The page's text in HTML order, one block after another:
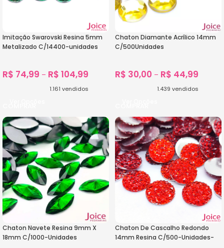
Imitação Swarovski Resina 5mm
Metalizado C/14400-unidades
R$ 74,99 – R$ 104,99
1.161 vendidos
Chaton Diamante Acrílico 14mm
C/500Unidades
R$ 30,00 – R$ 44,99
1.439 vendidos
Chaton Navete Resina 9mm X
18mm C/1000-Unidades
Chaton De Cascalho Redondo
14mm Resina C/500-Unidades-